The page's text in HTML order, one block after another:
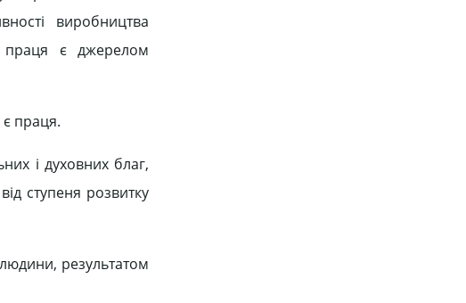
виробництва
праця є джерелом
є праця.
і духовних благ,
ступеня розвитку
результатом